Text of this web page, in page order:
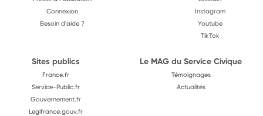
Connexion
Besoin d'aide ?
Instagram
Youtube
TikTok
Sites publics
France.fr
Service-Public.fr
Gouvernement.fr
Legifrance.gouv.fr
Le MAG du Service Civique
Témoignages
Actualités